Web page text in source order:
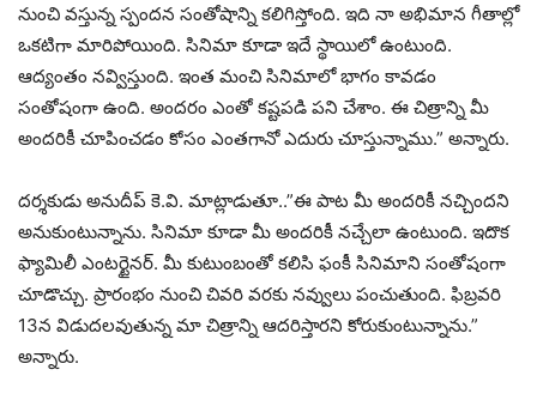
నుంచి వస్తున్న స్పందన సంతోషాన్ని కలిగిస్తోంది. ఇది నా అభిమాన గీతాల్లో
ఒకటిగా మారిపోయింది. సినిమా కూడా ఇదే స్థాయిలో ఉంటుంది.
ఆద్యంతం నవ్విస్తుంది. ఇంత మంచి సినిమాలో భాగం కావడం
సంతోషంగా ఉంది. అందరం ఎంతో కష్టపడి పని చేశాం. ఈ చిత్రాన్ని మీ
అందరికీ చూపించడం కోసం ఎంతగానో ఎదురు చూస్తున్నాము.” అన్నారు.
దర్శకుడు అనుదీప్ కె.వి. మాట్లాడుతూ..”ఈ పాట మీ అందరికీ నచ్చిందని
అనుకుంటున్నాను. సినిమా కూడా మీ అందరికీ నచ్చేలా ఉంటుంది. ఇదొక
ఫ్యామిలీ ఎంటర్టైనర్. మీ కుటుంబంతో కలిసి ఫంకీ సినిమాని సంతోషంగా
చూడొచ్చు. ప్రారంభం నుంచి చివరి వరకు నవ్వులు పంచుతుంది. ఫిబ్రవరి
13న విడుదలవుతున్న మా చిత్రాన్ని ఆదరిస్తారని కోరుకుంటున్నాను.”
అన్నారు.